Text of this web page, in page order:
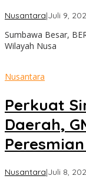
Nusantara|Juli 9,
Sumbawa Besar,
Wilayah Nusa
Nusantara
Perkuat
Daerah,
Nusantara|Juli 8,